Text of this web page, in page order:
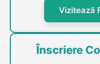
Vizitează
Înscriere